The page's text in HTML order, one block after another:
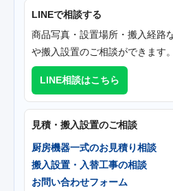
LINEで相談する
商品写真・設置場所・搬入経路
や搬入設置のご相談ができます。
LINE相談はこちら
見積・搬入設置のご相談
厨房機器一式のお見積り相談
搬入設置・入替工事の相談
お問い合わせフォーム